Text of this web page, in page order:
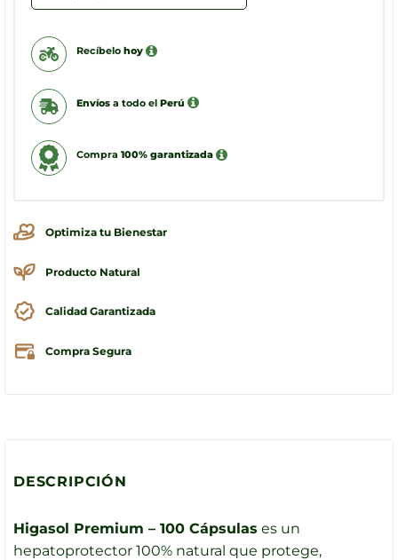
Recíbelohoy
Envíos a todo elPerú
Compra 100% garantizada
Optimiza tu Bienestar
Producto Natural
Calidad Garantizada
Compra Segura
DESCRIPCIÓN
Higasol Premium – 100 Cápsulas es un
hepatoprotector 100% natural que protege,